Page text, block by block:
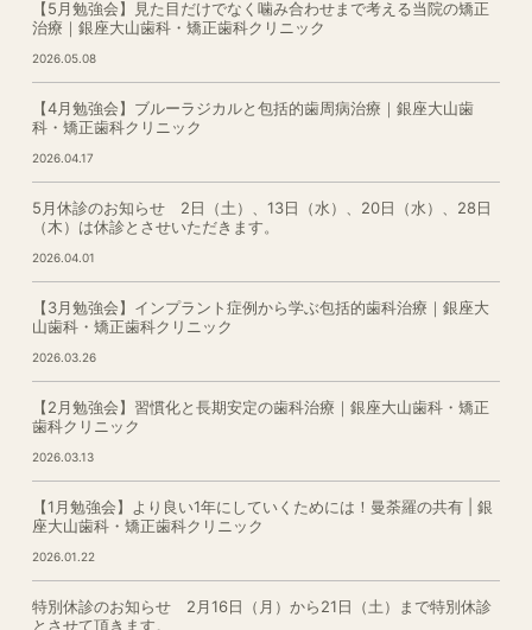
【5月勉強会】見た目だけでなく噛み合わせまで考える当院の矯正
治療｜銀座大山歯科・矯正歯科クリニック
2026.05.08
【4月勉強会】ブルーラジカルと包括的歯周病治療｜銀座大山歯
科・矯正歯科クリニック
2026.04.17
5月休診のお知らせ 2日（土）、13日（水）、20日（水）、28日
（木）は休診とさせいただきます。
2026.04.01
【3月勉強会】インプラント症例から学ぶ包括的歯科治療｜銀座大
山歯科・矯正歯科クリニック
2026.03.26
【2月勉強会】習慣化と長期安定の歯科治療｜銀座大山歯科・矯正
歯科クリニック
2026.03.13
【1月勉強会】より良い1年にしていくためには！曼荼羅の共有 | 銀
座大山歯科・矯正歯科クリニック
2026.01.22
特別休診のお知らせ 2月16日（月）から21日（土）まで特別休診
とさせて頂きます。